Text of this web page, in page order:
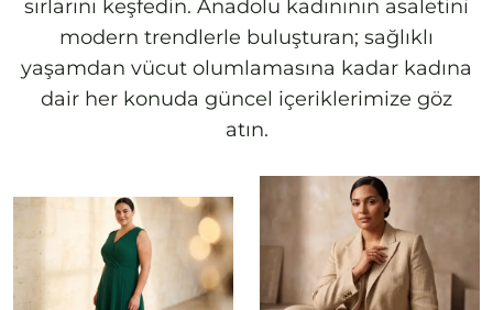
sırlarını keşfedin. Anadolu kadınının asaletini
modern trendlerle buluşturan; sağlıklı
yaşamdan vücut olumlamasına kadar kadına
dair her konuda güncel içeriklerimize göz
atın.